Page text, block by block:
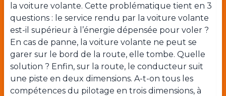
la voiture volante. Cette problématique tient en 3
questions : le service rendu par la voiture volante
est-il supérieur à l’énergie dépensée pour voler ?
En cas de panne, la voiture volante ne peut se
garer sur le bord de la route, elle tombe. Quelle
solution ? Enfin, sur la route, le conducteur suit
une piste en deux dimensions. A-t-on tous les
compétences du pilotage en trois dimensions, à